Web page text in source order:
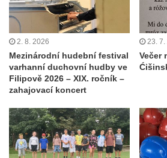
2. 8. 2026
Mezinárodní hudební festival
varhanní duchovní hudby ve
Filipově 2026 – XIX. ročník –
zahajovací koncert
23. 7.
Večer